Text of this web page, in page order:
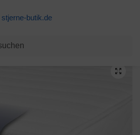
stjerne-butik.de
/ Träumegut24 – AquaFlex 16cm Wellness Kaltschaummatratze – 7-Zonen Matratze – Härtegrad H2 / H3 – ÖkoTex Rollmatratze (90 x 200 cm, H3)